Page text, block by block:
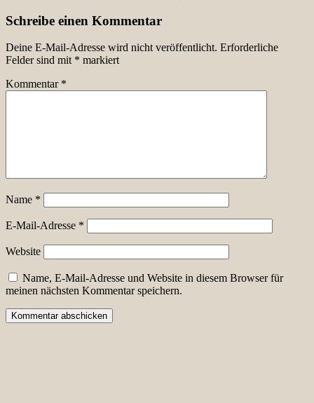
Schreibe einen Kommentar
Deine E-Mail-Adresse wird nicht veröffentlicht. Erforderliche
Felder sind mit * markiert
Kommentar *
Name *
E-Mail-Adresse *
Website
Name, E-Mail-Adresse und Website in diesem Browser für
meinen nächsten Kommentar speichern.